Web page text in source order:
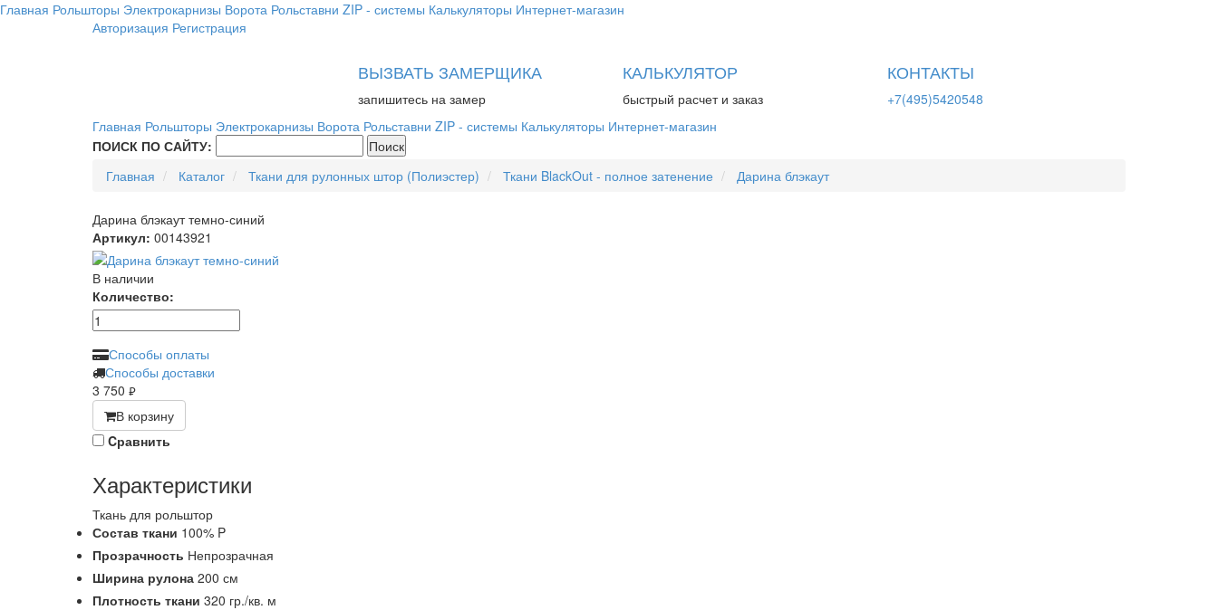
Главная Рольшторы Электрокарнизы Ворота Рольставни ZIP - системы Калькуляторы Интернет-магазин
Авторизация Регистрация
ВЫЗВАТЬ ЗАМЕРЩИКА
запишитесь на замер
КАЛЬКУЛЯТОР
быстрый расчет и заказ
КОНТАКТЫ
+7(495)5420548
Главная Рольшторы Электрокарнизы Ворота Рольставни ZIP - системы Калькуляторы Интернет-магазин
ПОИСК ПО САЙТУ:
Главная
Каталог Ткани для рулонных штор (Полиэстер) Ткани BlackOut - полное затенение Дарина блэкаут
Дарина блэкаут темно-синий
Артикул: 00143921
В наличии
Количество:
Способы оплаты
Способы доставки
3 750 руб.
В корзину
Cравнить
Характеристики
Ткань для рольштор
Состав ткани 100% P
Прозрачность Непрозрачная
Ширина рулона 200 см
Плотность ткани 320 гр./кв. м